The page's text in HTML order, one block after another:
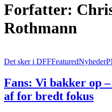
Forfatter:
Rothmann
Det sker i DFFFeaturedNyheder
Fans: Vi bakker op
af for bredt fokus